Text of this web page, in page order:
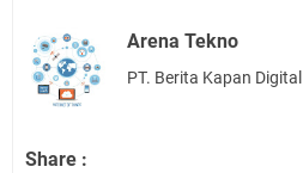
Arena Tekno
PT. Berita Kapan Digital
Share :